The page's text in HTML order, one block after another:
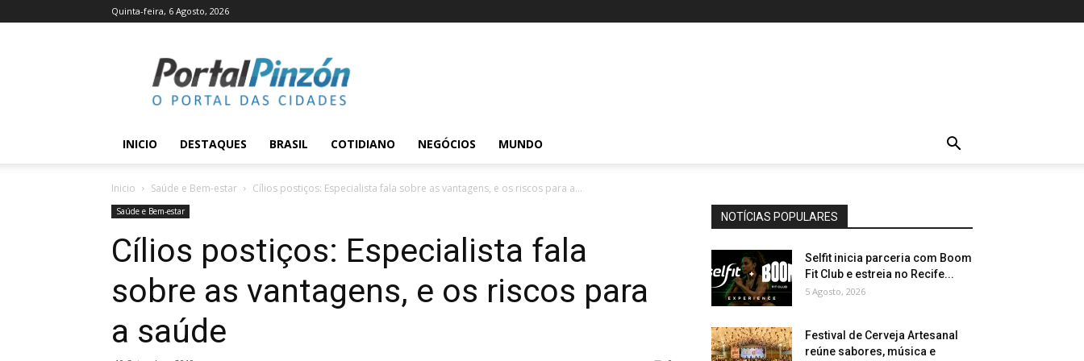
Quinta-feira, 6 Agosto, 2026
Pinzón
INICIO DESTAQUES BRASIL COTIDIANO NEGÓCIOS MUNDO
Inicio Saúde e Bem-estar Cílios postiços: Especialista fala sobre as vantagens, e os riscos para a...
Saúde e Bem-estar
Cílios postiços: Especialista fala
sobre as vantagens, e os riscos para
a saúde
NOTÍCIAS POPULARES
Selfit inicia parceria com Boom
Fit Club e estreia no Recife...
5 Agosto, 2026
Festival de Cerveja Artesanal
reúne sabores, música e